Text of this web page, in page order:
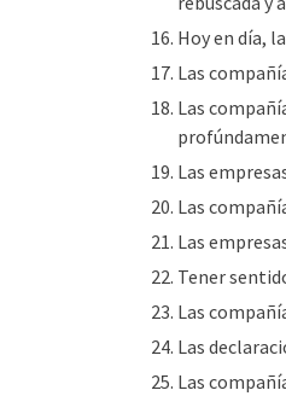
Hoy en día,
Las
Las
Las
Las
Las
Tener
Las
Las
Las